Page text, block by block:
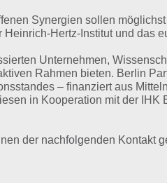
Synergien sollen
Hertz-Institut und das
Unternehmen,
Rahmen bieten. Berlin
– finanziert aus
in Kooperation mit der IHK
der nachfolgenden Kontakt